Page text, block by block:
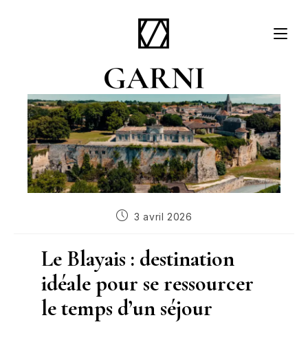
3 avril 2026
Le Blayais : destination
idéale pour se ressourcer
le temps d’un séjour